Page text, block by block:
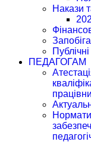
Накази
Публічні
ПЕДАГОГАМ